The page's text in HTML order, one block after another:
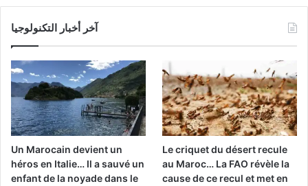
آخر أخبار التكنولوجيا
Un Marocain devient un
héros en Italie… Il a sauvé un
enfant de la noyade dans le
Le criquet du désert recule
au Maroc… La FAO révèle la
cause de ce recul et met en